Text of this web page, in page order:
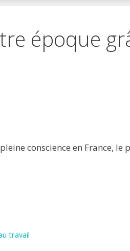
époque
conscience en France, le
travail